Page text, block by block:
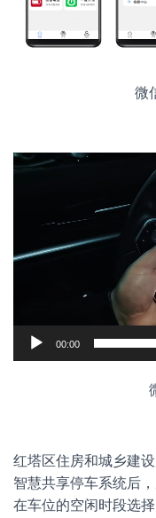
微
视
00:00
红塔区住房和城乡建
智慧共享停车系统后
在车位的空闲时段选